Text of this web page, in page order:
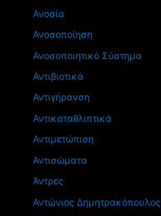
Ανοσία
Ανοσοποίηση
Ανοσοποιητικό Σύστημα
Αντιβιοτικά
Αντιγήρανση
Αντικαταθλιπτικά
Αντιμετώπιση
Αντισώματα
Άντρες
Αντώνιος Δημητρακόπουλος